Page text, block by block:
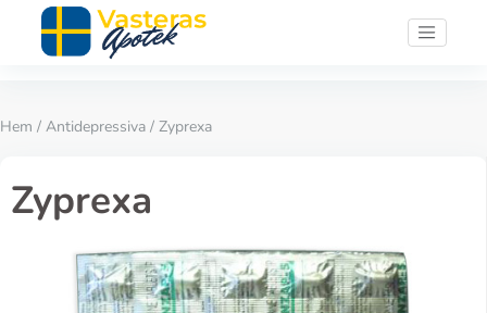
Hem / Antidepressiva / Zyprexa
Zyprexa